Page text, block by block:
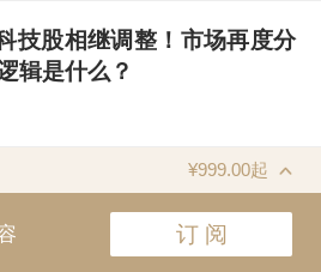
交易日前一晚更新，解密龙
技股相继调整！市场再度分
辑是什么？
¥999.00起
订 阅